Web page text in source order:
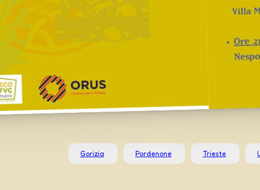
Gorizia Pordenone Trieste